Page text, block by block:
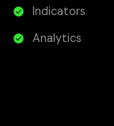
Indicators
Analytics